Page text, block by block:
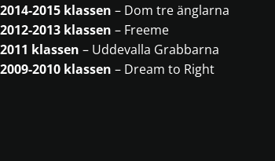
2014-2015 klassen – Dom tre änglarna
2012-2013 klassen – Freeme
2011 klassen – Uddevalla Grabbarna
2009-2010 klassen – Dream to Right